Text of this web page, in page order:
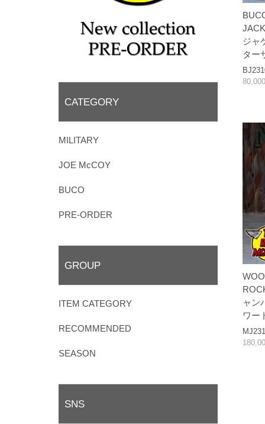
ジャ
ター
ャン
ワー
CATEGORY
MILITARY
JOE McCOY
BUCO
PRE-ORDER
GROUP
ITEM CATEGORY
RECOMMENDED
SEASON
SNS